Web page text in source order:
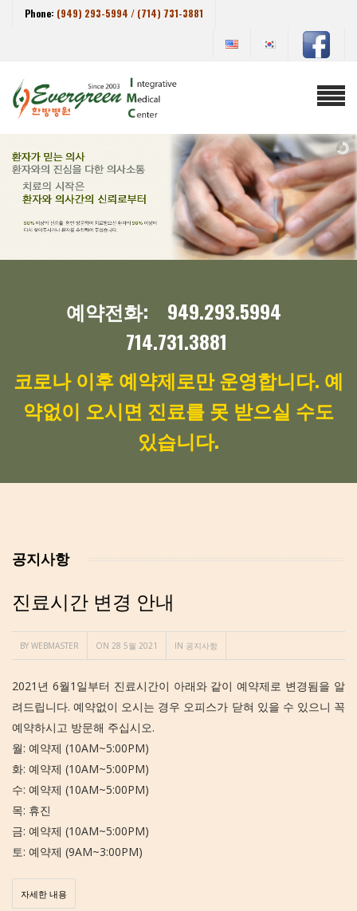
Phone: (949) 293-5994 / (714) 731-3881
예약전화: 949.293.5994
714.731.3881
코로나 이후 예약제로만 운영합니다. 예
약없이 오시면 진료를 못 받으실 수도
있습니다.
공지사항
진료시간 변경 안내
BY WEBMASTER ON 28 5월 2021 IN 공지사항
2021년 6월1일부터 진료시간이 아래와 같이 예약제로 변경됨을 알
려드립니다. 예약없이 오시는 경우 오피스가 닫혀 있을 수 있으니 꼭
예약하시고 방문해 주십시오.
월: 예약제 (10AM~5:00PM)
화: 예약제 (10AM~5:00PM)
수: 예약제 (10AM~5:00PM)
목: 휴진
금: 예약제 (10AM~5:00PM)
토: 예약제 (9AM~3:00PM)
자세한 내용